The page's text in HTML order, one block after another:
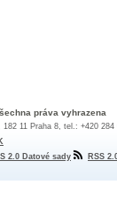
práva vyhrazena
11 Praha 8, tel.: +420 284
2.0 Datové sady RSS